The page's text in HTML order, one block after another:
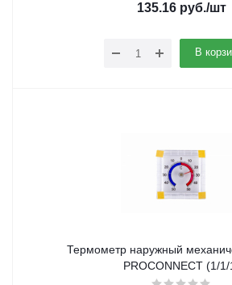
135.16руб./шт
В
Термометр наружный
PROCONNECT (1/1/